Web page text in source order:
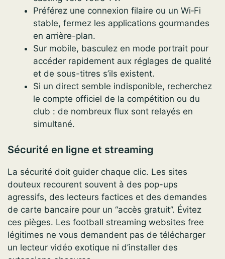
Préférez une connexion filaire ou un Wi‑Fi
stable, fermez les applications gourmandes
en arrière-plan.
Sur mobile, basculez en mode portrait pour
accéder rapidement aux réglages de qualité
et de sous-titres s’ils existent.
Si un direct semble indisponible, recherchez
le compte officiel de la compétition ou du
club : de nombreux flux sont relayés en
simultané.
Sécurité en ligne et streaming
La sécurité doit guider chaque clic. Les sites
douteux recourent souvent à des pop-ups
agressifs, des lecteurs factices et des demandes
de carte bancaire pour un “accès gratuit”. Évitez
ces pièges. Les football streaming websites free
légitimes ne vous demandent pas de télécharger
un lecteur vidéo exotique ni d’installer des